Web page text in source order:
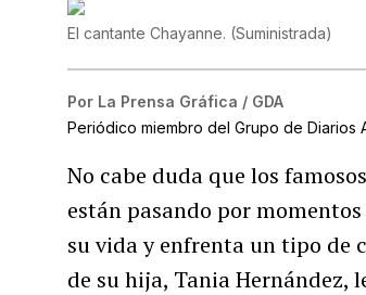
El cantante Chayanne. (Suministrada)
Por La Prensa Gráfica / GDA
Periódico miembro del Grupo de Diarios
No cabe duda que los
están pasando por
su vida y enfrenta un tipo de
de su hija, Tania Hernández,